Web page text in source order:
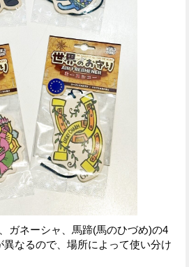
ガネーシャ、馬蹄(馬のひづめ)の4
異なるので、場所によって使い分け